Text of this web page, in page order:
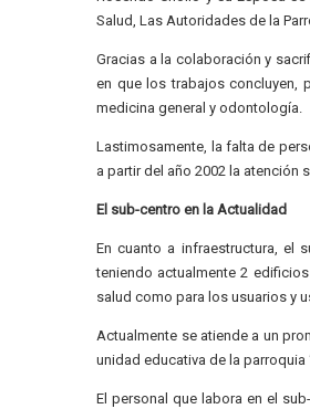
Salud, Las Autoridades de la
Gracias a la colaboración y
en que los trabajos concluyen,
medicina general y odontología.
Lastimosamente, la falta de
a partir del año 2002 la
El sub-centro en la Actualidad
En cuanto a infraestructura, el
teniendo actualmente 2
salud como para los usuarios y
Actualmente se atiende a un
unidad educativa de la parroquia
El personal que labora en el